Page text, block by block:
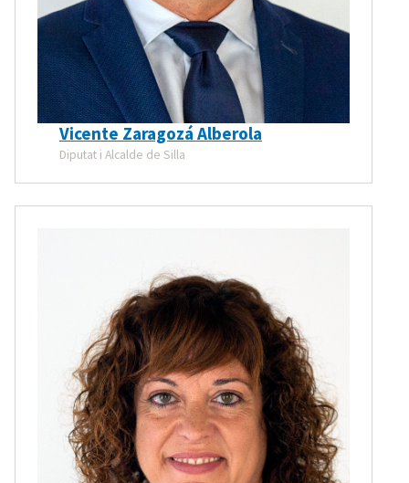
Vicente Zaragozá Alberola
Diputat i Alcalde de Silla